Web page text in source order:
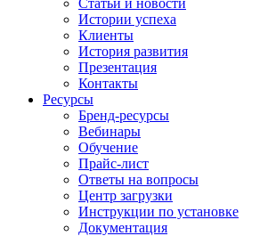
Статьи и новости
Истории успеха
Клиенты
История развития
Презентация
Контакты
Ресурсы
Бренд-ресурсы
Вебинары
Обучение
Прайс-лист
Ответы на вопросы
Центр загрузки
Инструкции по установке
Документация